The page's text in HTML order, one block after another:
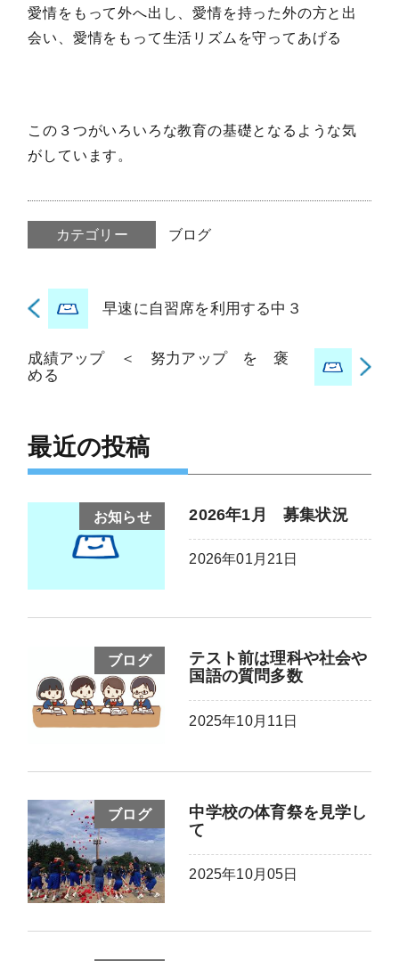
愛情をもって外へ出し、愛情を持った外の方と出
会い、愛情をもって生活リズムを守ってあげる
この３つがいろいろな教育の基礎となるような気
がしています。
カテゴリー ブログ
早速に自習席を利用する中３
成績アップ ＜ 努力アップ を 褒
める
最近の投稿
お知らせ 2026年1月 募集状況
2026年01月21日
ブログ
テスト前は理科や社会や
国語の質問多数
2025年10月11日
ブログ
中学校の体育祭を見学し
て
2025年10月05日